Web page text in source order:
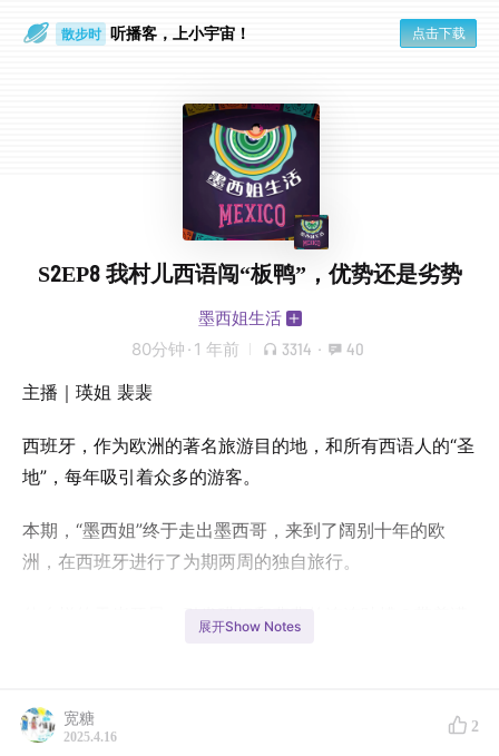
散步时 听播客，上小宇宙！ 点击下载
S2EP8 我村儿西语闯“板鸭”，优势还是劣势
墨西姐生活
80分钟 · 1 年前 3314 · 40
主播｜瑛姐 裴裴
西班牙，作为欧洲的著名旅游目的地，和所有西语人的“圣
地”，每年吸引着众多的游客。
本期，“墨西姐”终于走出墨西哥，来到了阔别十年的欧
洲，在西班牙进行了为期两周的独自旅行。
什么样的天崩开局，引发瑛姐和裴裴的连连吐槽？带着满
的自驾经历中有什么经验，这次又是如何评价西班牙自驾
体验呢？经过了数年的磨练，已经慢慢厌倦了墨西哥食物
展开Show Notes
宽糖
2025.4.16
2